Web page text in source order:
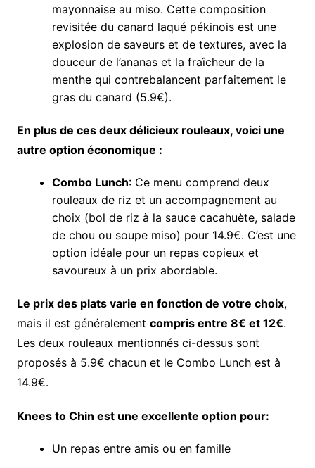
mayonnaise au miso. Cette composition
revisitée du canard laqué pékinois est une
explosion de saveurs et de textures, avec la
douceur de l’ananas et la fraîcheur de la
menthe qui contrebalancent parfaitement le
gras du canard (5.9€).
En plus de ces deux délicieux rouleaux, voici une
autre option économique :
Combo Lunch: Ce menu comprend deux
rouleaux de riz et un accompagnement au
choix (bol de riz à la sauce cacahuète, salade
de chou ou soupe miso) pour 14.9€. C’est une
option idéale pour un repas copieux et
savoureux à un prix abordable.
Le prix des plats varie en fonction de votre choix,
mais il est généralement compris entre 8€ et 12€.
Les deux rouleaux mentionnés ci-dessus sont
proposés à 5.9€ chacun et le Combo Lunch est à
14.9€.
Knees to Chin est une excellente option pour:
Un repas entre amis ou en famille